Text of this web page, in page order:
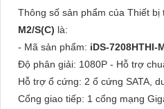
Thông số sản phẩm của Thiết bị
M2/S(C) là:
- Mã sản phẩm: iDS-7208HTHI-
Độ phân giải: 1080P - Hỗ trợ
Hỗ trợ ổ cứng: 2 ổ cứng SATA,
Cổng giao tiếp: 1 cổng mạng